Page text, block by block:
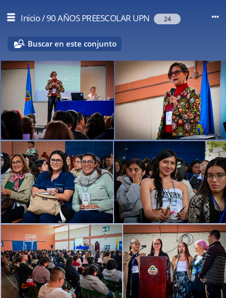
Inicio/90 AÑOS PREESCOLAR UPN 24
Buscar en este conjunto